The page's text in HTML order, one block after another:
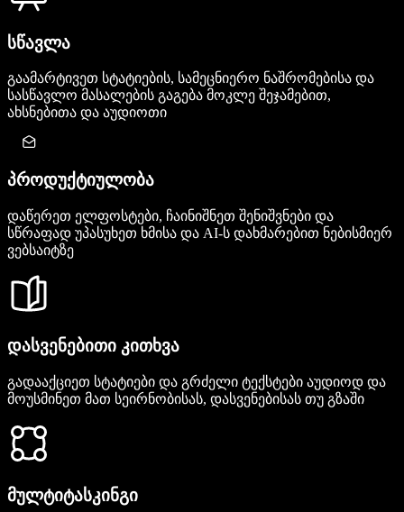
სწავლა
გაამარტივეთ სტატიების, სამეცნიერო ნაშრომებისა და
სასწავლო მასალების გაგება მოკლე შეჯამებით,
ახსნებითა და აუდიოთი
პროდუქტიულობა
დაწერეთ ელფოსტები, ჩაინიშნეთ შენიშვნები და
სწრაფად უპასუხეთ ხმისა და AI-ს დახმარებით ნებისმიერ
ვებსაიტზე
დასვენებითი კითხვა
გადააქციეთ სტატიები და გრძელი ტექსტები აუდიოდ და
მოუსმინეთ მათ სეირნობისას, დასვენებისას თუ გზაში
მულტიტასკინგი